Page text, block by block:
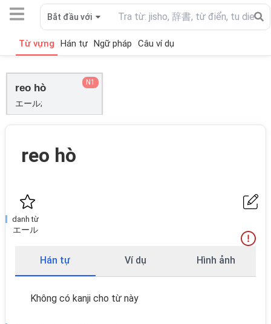
Bắt đầu với
Từ vựng Hán tự Ngữ pháp Câu ví dụ
reo hò
エール;
N1
reo hò
danh từ
エール
Hán tự Ví dụ Hình ảnh
Không có kanji cho từ này